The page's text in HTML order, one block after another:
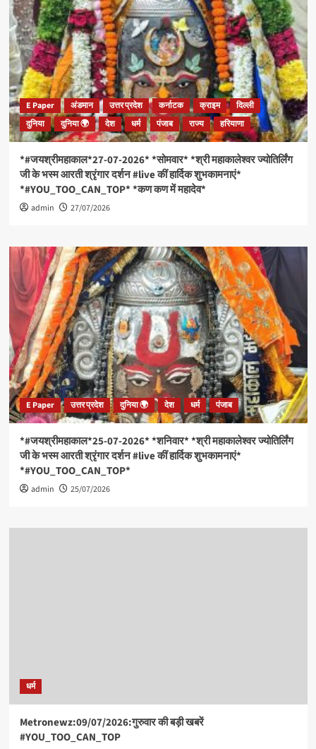
का
ट्रंप
को
कड़ा
संदेश:
ट्रेड
वॉर
में
कोई
विजेता
नहीं
होता,’एकतरफा
टैरिफ
तुरंत
खत्म
करो’।
एस
एस
[RSS]
प्रमुख
मोहन
भागवत
का
बड़ा
बयान,
कहा-
अब
कटने
और
बंटने
के
गए,
E Paper अंडमान उत्तर प्रदेश कर्नाटक क्राइम
दिल्ली
दुनिया
दुनिया 🌍 देश धर्म पंजाब राज्य हरियाणा
*#जयश्रीमहाकाल*27-07-2026* *सोमवार* *श्री महाकालेश्वर ज्योतिर्लिंग
जी के भस्म आरती श्रृंगार दर्शन #live कीं हार्दिक शुभकामनाएं*
*#YOU_TOO_CAN_TOP* *कण कण में महादेव*
admin 27/07/2026
E Paper उत्तर प्रदेश दुनिया 🌍 देश धर्म पंजाब
*#जयश्रीमहाकाल*25-07-2026* *शनिवार* *श्री महाकालेश्वर ज्योतिर्लिंग
जी के भस्म आरती श्रृंगार दर्शन #live कीं हार्दिक शुभकामनाएं*
*#YOU_TOO_CAN_TOP*
admin 25/07/2026
धर्म
Metronewz:09/07/2026:गुरुवार की बड़ी खबरें
#YOU_TOO_CAN_TOP